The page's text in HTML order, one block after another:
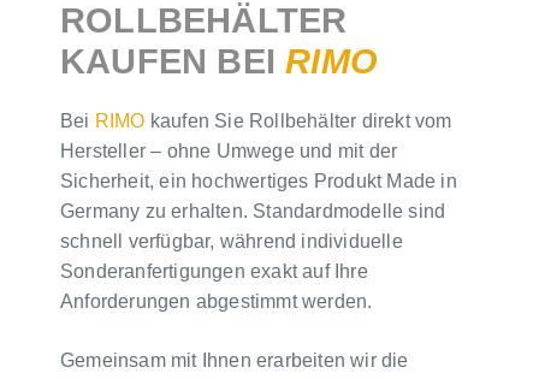
ROLLBEHÄLTER
KAUFEN BEIRIMO
Bei RIMO kaufen Sie Rollbehälter direkt vom
Hersteller – ohne Umwege und mit der
Sicherheit, ein hochwertiges Produkt Made in
Germany zu erhalten. Standardmodelle sind
schnell verfügbar, während individuelle
Sonderanfertigungen exakt auf Ihre
Anforderungen abgestimmt werden.
Gemeinsam mit Ihnen erarbeiten wir die